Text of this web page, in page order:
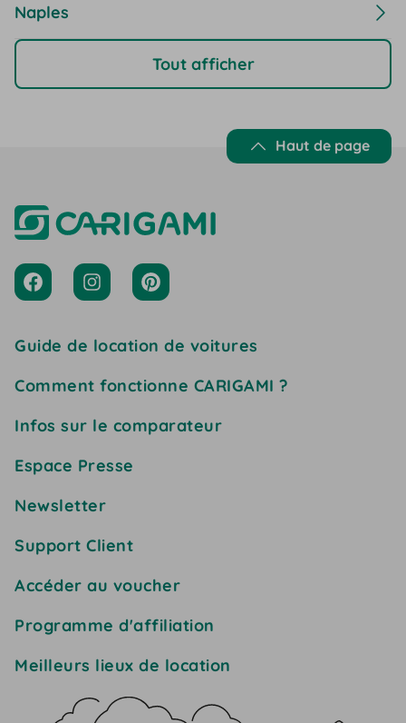
Naples
Tout afficher
Haut de page
Guide de location de voitures
Comment fonctionne CARIGAMI ?
Infos sur le comparateur
Espace Presse
Newsletter
Support Client
Accéder au voucher
Programme d'affiliation
Meilleurs lieux de location